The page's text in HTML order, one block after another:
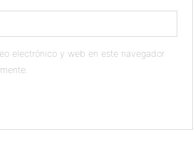
electrónico y web en este navegador